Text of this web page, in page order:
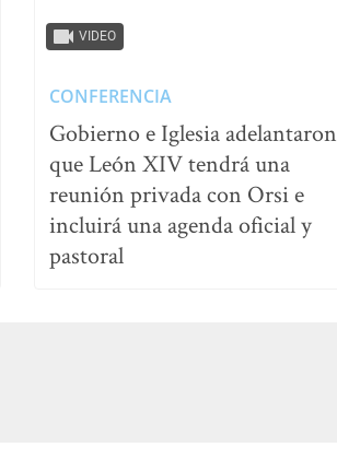
VIDEO
CONFERENCIA
Gobierno e Iglesia adelantaron
que León XIV tendrá una
reunión privada con Orsi e
incluirá una agenda oficial y
pastoral